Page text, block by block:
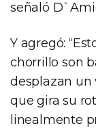
señaló
Y agregó:
chorrillo son
desplazan
que gira su
linealmente